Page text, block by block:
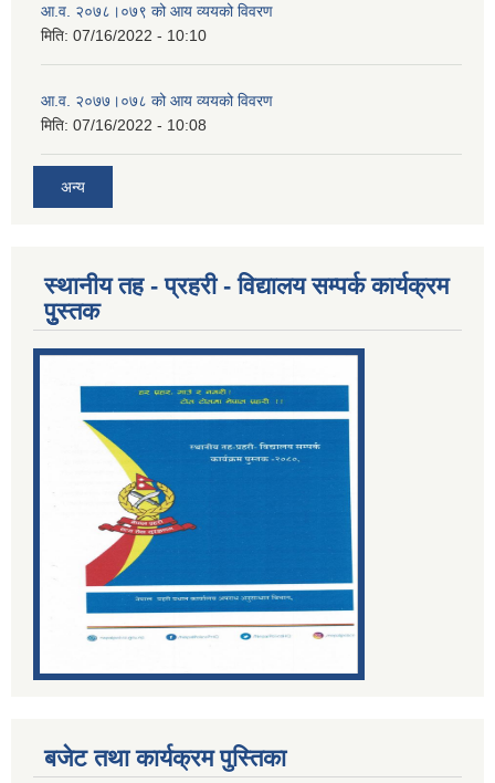
आ.व. २०७८।०७९ को आय व्ययको विवरण
मिति: 07/16/2022 - 10:10
आ.व. २०७७।०७८ को आय व्ययको विवरण
मिति: 07/16/2022 - 10:08
अन्य
स्थानीय तह - प्रहरी - विद्यालय सम्पर्क कार्यक्रम
पुुस्तक
बजेट तथा कार्यक्रम पुस्तिका